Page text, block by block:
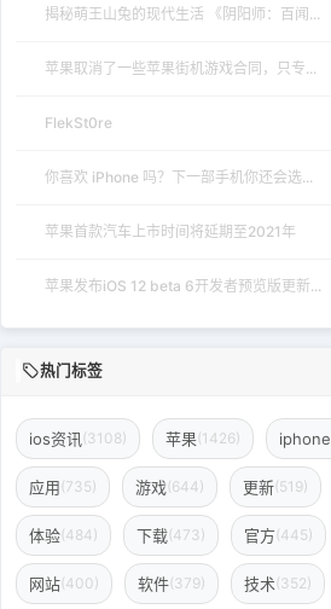
揭秘萌王山兔的现代生活 《阴阳师：百闻...
苹果取消了一些苹果街机游戏合同，只专...
FlekSt0re
你喜欢 iPhone 吗？下一部手机你还会选...
苹果首款汽车上市时间将延期至2021年
苹果发布iOS 12 beta 6开发者预览版更新...
热门标签
ios资讯 (3108) 苹果(1426) iphone
应用(735) 游戏(644) 更新(519)
体验(484) 下载(473) 官方(445)
网站(400) 软件(379) 技术(352)